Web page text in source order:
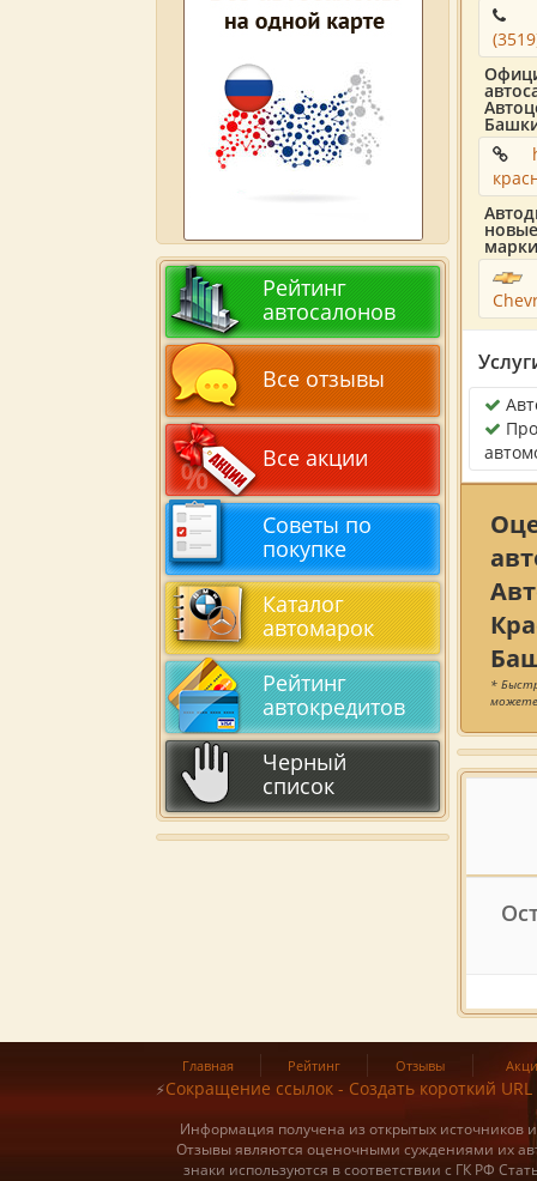
*
можете
Рейтинг
автосалонов
Все отзывы
Все акции
Советы по
покупке
Каталог
автомарок
Рейтинг
автокредитов
Черный
список
Главная Рейтинг Отзывы
⚡Сокращение ссылок - Создать короткий URL
Информация получена из открытых источников
Отзывы являются оценочными суждениями их
знаки используются в соответствии с ГК РФ